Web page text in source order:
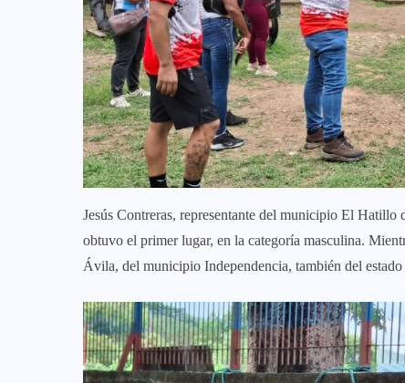
Jesús Contreras, representante del municipio El
obtuvo el primer lugar, en la categoría masculina.
Ávila, del municipio Independencia, también del